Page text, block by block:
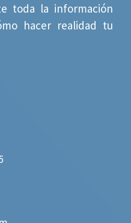
toda la información
hacer realidad tu